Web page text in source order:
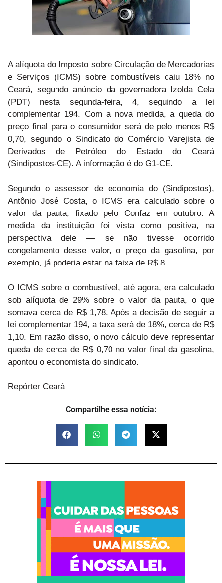
A alíquota do Imposto sobre Circulação de Mercadorias
e Serviços (ICMS) sobre combustíveis caiu 18% no
Ceará, segundo anúncio da governadora Izolda Cela
(PDT) nesta segunda-feira, 4, seguindo a lei
complementar 194. Com a nova medida, a queda do
preço final para o consumidor será de pelo menos R$
0,70, segundo o Sindicato do Comércio Varejista de
Derivados de Petróleo do Estado do Ceará
(Sindipostos-CE). A informação é do G1-CE.
Segundo o assessor de economia do (Sindipostos),
Antônio José Costa, o ICMS era calculado sobre o
valor da pauta, fixado pelo Confaz em outubro. A
medida da instituição foi vista como positiva, na
perspectiva dele — se não tivesse ocorrido
congelamento desse valor, o preço da gasolina, por
exemplo, já poderia estar na faixa de R$ 8.
O ICMS sobre o combustível, até agora, era calculado
sob alíquota de 29% sobre o valor da pauta, o que
somava cerca de R$ 1,78. Após a decisão de seguir a
lei complementar 194, a taxa será de 18%, cerca de R$
1,10. Em razão disso, o novo cálculo deve representar
queda de cerca de R$ 0,70 no valor final da gasolina,
apontou o economista do sindicato.
Repórter Ceará
Compartilhe essa notícia: